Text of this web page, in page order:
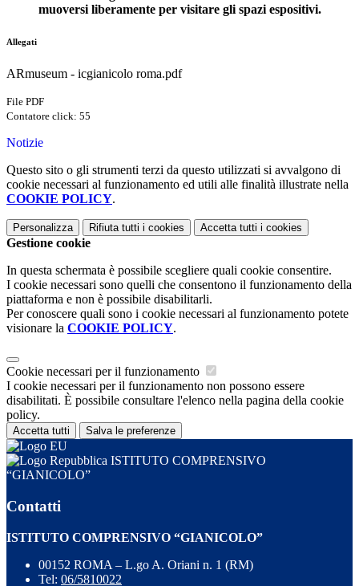
muoversi liberamente per visitare gli spazi espositivi.
Allegati
ARmuseum - icgianicolo roma.pdf
File PDF
Contatore click: 55
Notizie
Questo sito o gli strumenti terzi da questo utilizzati si avvalgono di
cookie necessari al funzionamento ed utili alle finalità illustrate nella
COOKIE POLICY.
Personalizza Rifiuta tutti i cookies Accetta tutti i cookies
Gestione cookie
In questa schermata è possibile scegliere quali cookie consentire.
I cookie necessari sono quelli che consentono il funzionamento della
piattaforma e non è possibile disabilitarli.
Per conoscere quali sono i cookie necessari al funzionamento potete
visionare la COOKIE POLICY.
Cookie necessari per il funzionamento
I cookie necessari per il funzionamento non possono essere
disabilitati. È possibile consultare l'elenco nella pagina della cookie
policy.
Accetta tutti Salva le preferenze
ISTITUTO COMPRENSIVO
“GIANICOLO”
Contatti
ISTITUTO COMPRENSIVO “GIANICOLO”
00152 ROMA – L.go A. Oriani n. 1 (RM)
Tel: 06/5810022